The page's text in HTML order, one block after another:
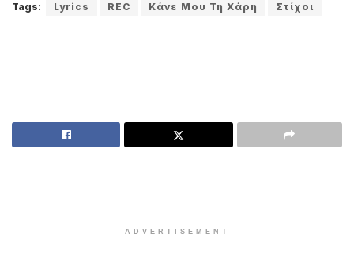
Tags: Lyrics REC Κάνε Μου Τη Χάρη Στίχοι
ADVERTISEMENT